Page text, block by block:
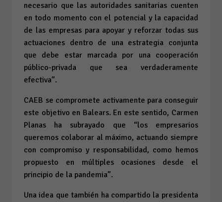
necesario que las autoridades sanitarias cuenten
en todo momento con el potencial y la capacidad
de las empresas para apoyar y reforzar todas sus
actuaciones dentro de una estrategia conjunta
que debe estar marcada por una cooperación
público-privada que sea verdaderamente
efectiva”.
CAEB se compromete activamente para conseguir
este objetivo en Balears. En este sentido, Carmen
Planas ha subrayado que “los empresarios
queremos colaborar al máximo, actuando siempre
con compromiso y responsabilidad, como hemos
propuesto en múltiples ocasiones desde el
principio de la pandemia”.
Una idea que también ha compartido la presidenta